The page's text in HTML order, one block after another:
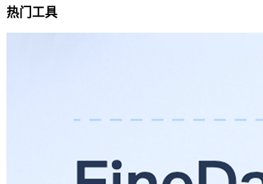
热门工具